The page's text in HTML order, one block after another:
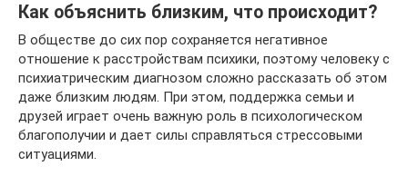
Как объяснить близким, что происходит?
В обществе до сих пор сохраняется негативное
отношение к расстройствам психики, поэтому человеку с
психиатрическим диагнозом сложно рассказать об этом
даже близким людям. При этом, поддержка семьи и
друзей играет очень важную роль в психологическом
благополучии и дает силы справляться стрессовыми
ситуациями.